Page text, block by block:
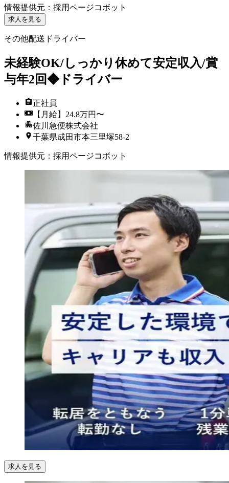
情報提供元 ： 採用ページコボット
求人を見る
その他配送ドライバー
未経験OK/しっかり休めて安定収入/賞
与年2回◆ドライバー
正社員
【月給】24.8万円〜
佐川急便株式会社
千葉県成田市本三里塚58-2
情報提供元 ： 採用ページコボット
求人を見る